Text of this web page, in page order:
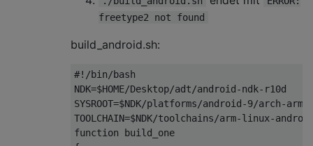
freetype2 not found
build_android.sh:
#!/bin/bash
NDK=$HOME/Desktop/adt/android-ndk-r10d
SYSROOT=$NDK/platforms/android-9/arch-arm/
TOOLCHAIN=$NDK/toolchains/arm-linux-
function build_one